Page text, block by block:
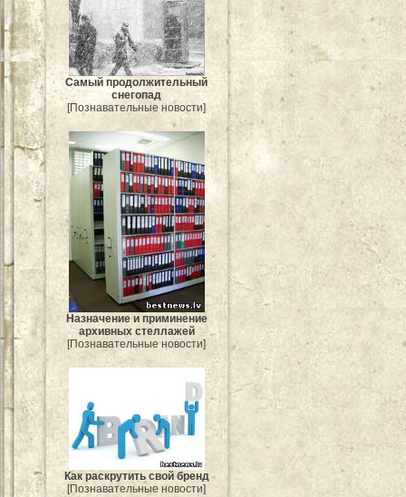
Самый продолжительный
снегопад
[Познавательные новости]
Назначение и приминение
архивных стеллажей
[Познавательные новости]
Как раскрутить свой бренд
[Познавательные новости]